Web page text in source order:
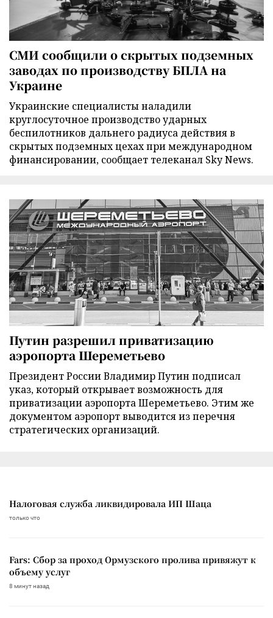
СМИ сообщили о скрытых подземных
заводах по производству БПЛА на
Украине
Украинские специалисты наладили
круглосуточное производство ударных
беспилотников дальнего радиуса действия в
скрытых подземных цехах при международном
финансировании, сообщает телеканал Sky News.
Путин разрешил приватизацию
аэропорта Шереметьево
Президент России Владимир Путин подписал
указ, который открывает возможность для
приватизации аэропорта Шереметьево. Этим же
документом аэропорт выводится из перечня
стратегических организаций.
Налоговая служба ликвидировала ИП Шаца
только что
Fars: Сбор за проход Ормузского пролива привяжут к
объему услуг
8 минут назад